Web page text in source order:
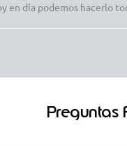
en día podemos hacerlo
Preguntas